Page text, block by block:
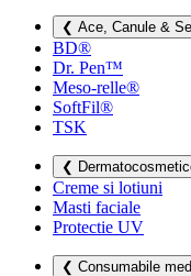
❮ Ace, Canule &
BD®
Dr. Pen™
Meso-relle®
SoftFil®
TSK
❮
Creme si lotiuni
Masti faciale
Protectie UV
❮ Consumabile